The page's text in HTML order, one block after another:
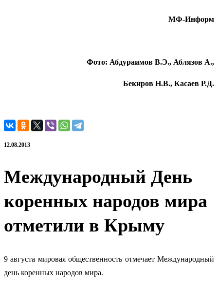
МФ-Информ
Фото: Абдураимов В.Э., Аблязов А.,
Бекиров Н.В., Касаев Р.Д.
12.08.2013
Международный День
коренных народов мира
отметили в Крыму
9 августа мировая общественность отмечает Международный
день коренных народов мира.